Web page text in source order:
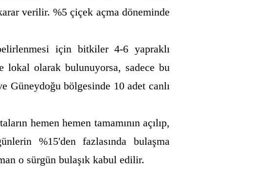
verilir. %5 çiçek açma döneminde
için bitkiler 4-6 yapraklı
lokal olarak bulunuyorsa, sadece bu
Güneydoğu bölgesinde 10 adet canlı
hemen hemen tamamının açılıp,
%15'den fazlasında bulaşma
o sürgün bulaşık kabul edilir.